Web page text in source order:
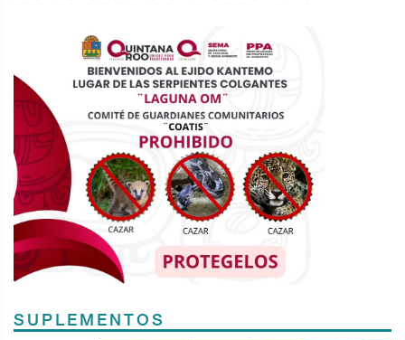
SUPLEMENTOS